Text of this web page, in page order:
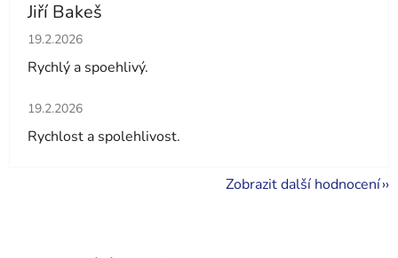
Jiří Bakeš
Hodnocení obchodu je 5 z 5 hvězdiček.
19.2.2026
Rychlý a spoehlivý.
Hodnocení obchodu je 5 z 5 hvězdiček.
19.2.2026
Rychlost a spolehlivost.
Zobrazit další hodnocení